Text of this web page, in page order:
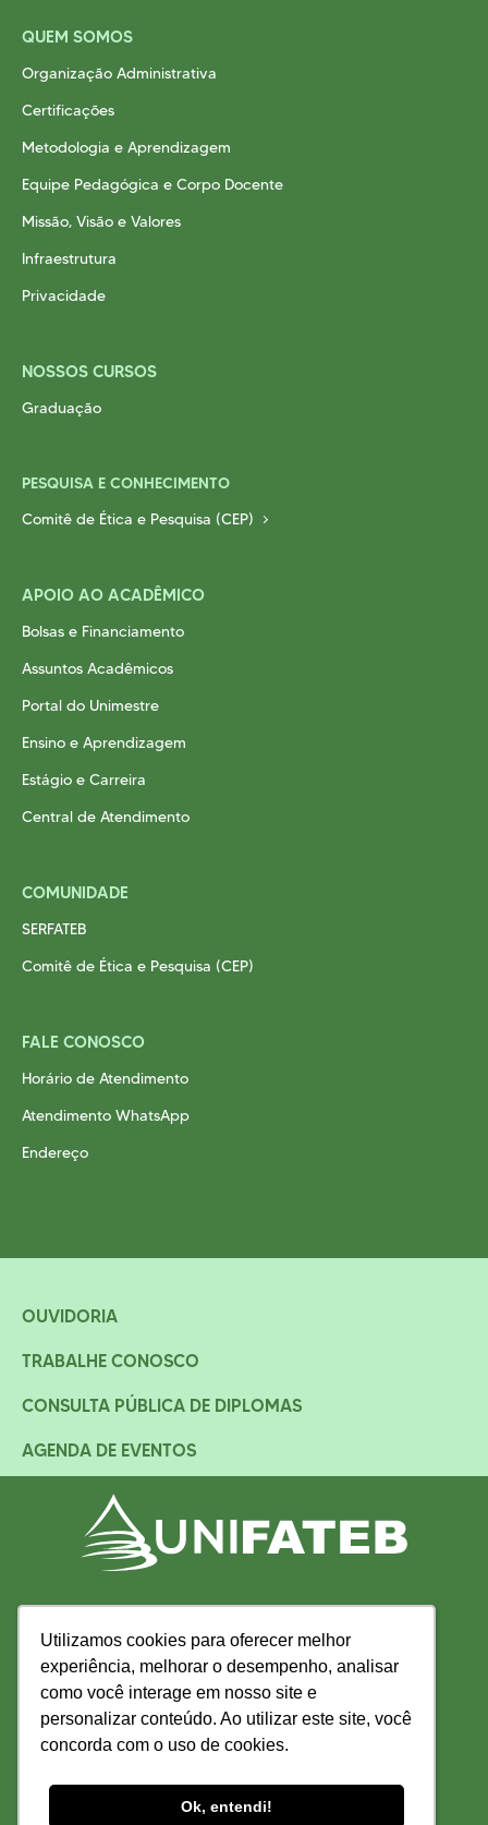
Utilizamos cookies para oferecer melhor
experiência, melhorar o desempenho, analisar
como você interage em nosso site e
personalizar conteúdo. Ao utilizar este site, você
concorda com o uso de cookies.
Ok, entendi!
Utilizamos cookies para oferecer melhor
experiência, melhorar o desempenho, analisar
como você interage em nosso site e
personalizar conteúdo. Ao utilizar este site, você
concorda com o uso de cookies.
Ok, entendi!
QUEM SOMOS
Organização Administrativa
Certificações
Metodologia e Aprendizagem
Equipe Pedagógica e Corpo Docente
Missão, Visão e Valores
Infraestrutura
Privacidade
NOSSOS CURSOS
Graduação
PESQUISA E CONHECIMENTO
Comitê de Ética e Pesquisa (CEP)
APOIO AO ACADÊMICO
Bolsas e Financiamento
Assuntos Acadêmicos
Portal do Unimestre
Ensino e Aprendizagem
Estágio e Carreira
Central de Atendimento
COMUNIDADE
SERFATEB
Comitê de Ética e Pesquisa (CEP)
FALE CONOSCO
Horário de Atendimento
Atendimento WhatsApp
Endereço
OUVIDORIA
TRABALHE CONOSCO
CONSULTA PÚBLICA DE DIPLOMAS
AGENDA DE EVENTOS